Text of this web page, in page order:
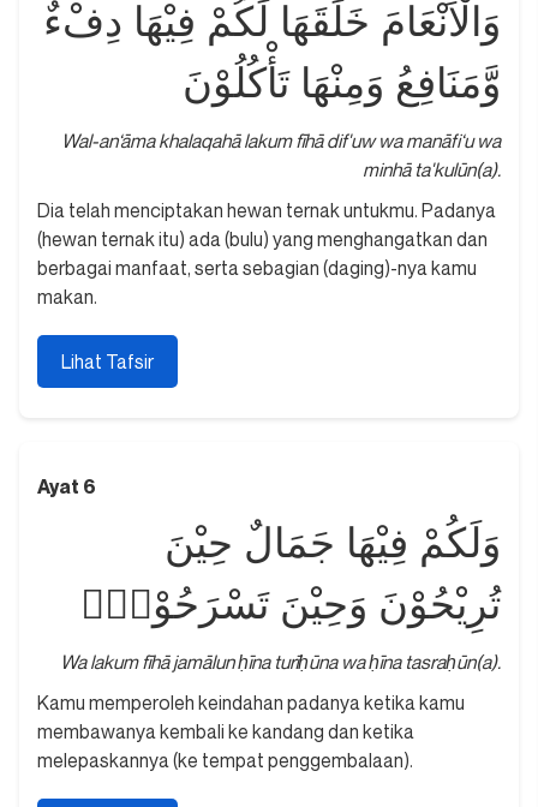
وَالْاَنْعَامَ خَلَقَهَا لَكُمْ فِيْهَا دِفْءٌ
وَّمَنَافِعُ وَمِنْهَا تَأْكُلُوْنَ
Wal-an‘āma khalaqahā lakum fīhā dif'uw wa manāfi‘u wa
minhā ta'kulūn(a).
Dia telah menciptakan hewan ternak untukmu. Padanya
(hewan ternak itu) ada (bulu) yang menghangatkan dan
berbagai manfaat, serta sebagian (daging)-nya kamu
makan.
Lihat Tafsir
Ayat 6
وَلَكُمْ فِيْهَا جَمَالٌ حِيْنَ
تُرِيْحُوْنَ وَحِيْنَ تَسْرَحُوْنَۖ
Wa lakum fīhā jamālun ḥīna turīḥūna wa ḥīna tasraḥūn(a).
Kamu memperoleh keindahan padanya ketika kamu
membawanya kembali ke kandang dan ketika
melepaskannya (ke tempat penggembalaan).